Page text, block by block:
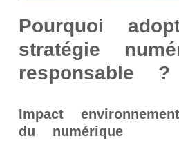
Pourquoi
stratégie
responsable ?
Impact
du numérique